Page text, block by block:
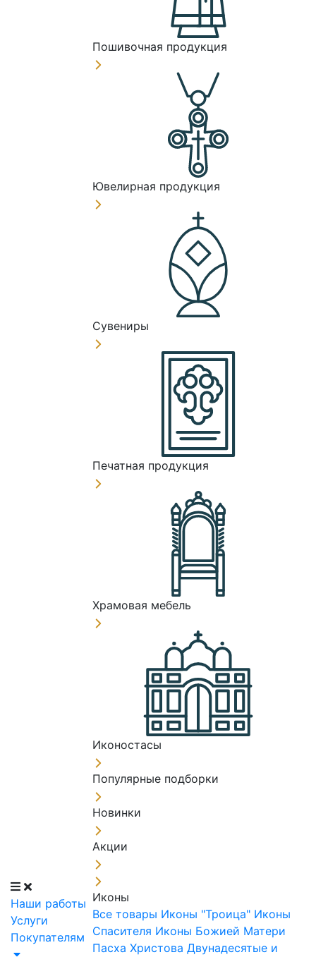
Наши работы
Услуги
Покупателям
Пошивочная продукция
Ювелирная продукция
Сувениры
Печатная продукция
Храмовая мебель
Иконостасы
Популярные подборки
Новинки
Акции
Иконы
Все товары Иконы "Троица" Иконы
Спасителя Иконы Божией Матери
Пасха Христова Двунадесятые и